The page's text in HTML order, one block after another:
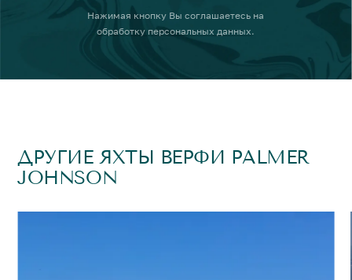
Нажимая кнопку Вы соглашаетесь на
обработку персональных данных.
ДРУГИЕ ЯХТЫ ВЕРФИ PALMER
JOHNSON